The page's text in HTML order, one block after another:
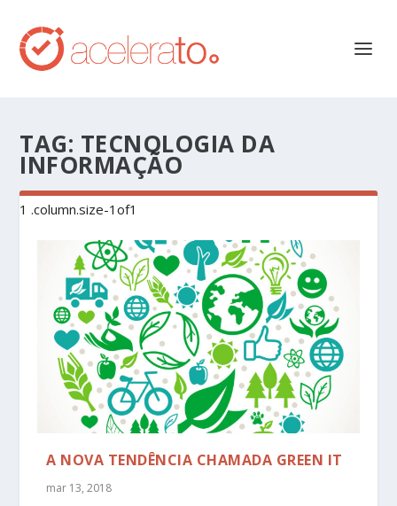
TAG: TECNOLOGIA DA
INFORMAÇÃO
A NOVA TENDÊNCIA CHAMADA GREEN IT
mar 13, 2018